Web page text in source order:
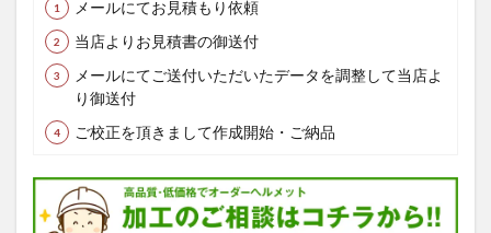
メールにてお見積もり依頼
当店よりお見積書の御送付
メールにてご送付いただいたデータを調整して当店よ
り御送付
ご校正を頂きまして作成開始・ご納品